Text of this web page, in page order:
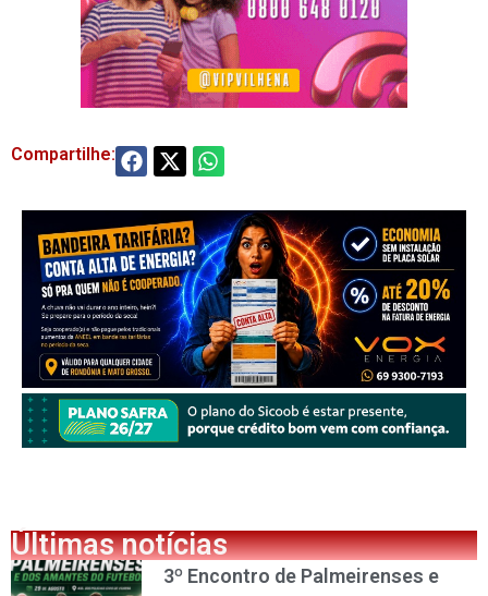
Compartilhe:
Últimas notícias
3º Encontro de Palmeirenses e